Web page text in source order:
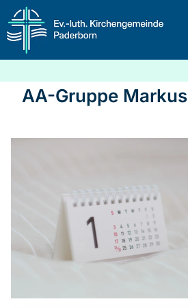
AA-Gruppe Markus